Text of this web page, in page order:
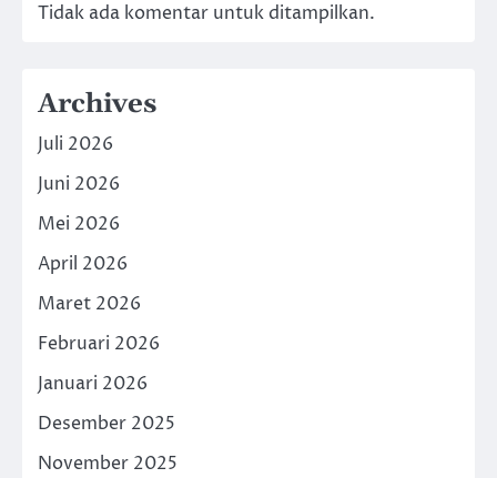
Tidak ada komentar untuk ditampilkan.
Archives
Juli 2026
Juni 2026
Mei 2026
April 2026
Maret 2026
Februari 2026
Januari 2026
Desember 2025
November 2025